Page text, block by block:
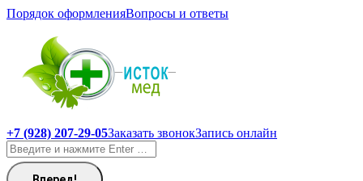
Перейти
содержанию
Порядок оформленияВопросы и ответы
+7 (928) 207-29-05Заказать звонокЗапись онлайн
Поиск: